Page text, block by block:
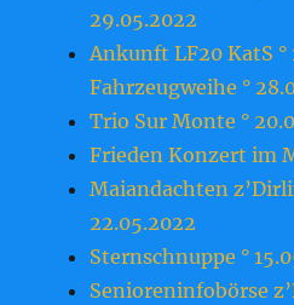
29.05.2022
Ankunft LF20 KatS °
Fahrzeugweihe °
Trio Sur Monte °
Frieden Konzert im
Maiandachten
22.05.2022
Sternschnuppe °
Senioreninfobörse